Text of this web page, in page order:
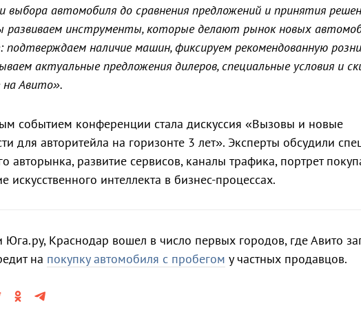
выбора автомобиля до сравнения предложений и принятия
развиваем инструменты, которые делают рынок новых
подтверждаем наличие машин, фиксируем рекомендованную
актуальные предложения дилеров, специальные условия и
Авито».
событием конференции стала дискуссия «Вызовы и новые
для авторитейла на горизонте 3 лет». Эксперты обсудили
авторынка, развитие сервисов, каналы трафика, портрет
искусственного интеллекта в бизнес-процессах.
Юга.ру, Краснодар вошел в число первых городов, где Авито
на покупку автомобиля с пробегом у частных продавцов.